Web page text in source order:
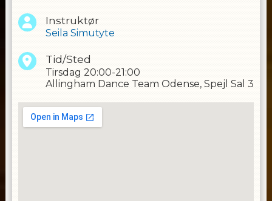
Instruktør
Seila Simutyte
Tid/Sted
Tirsdag 20:00-21:00
Allingham Dance Team Odense, Spejl Sal 3